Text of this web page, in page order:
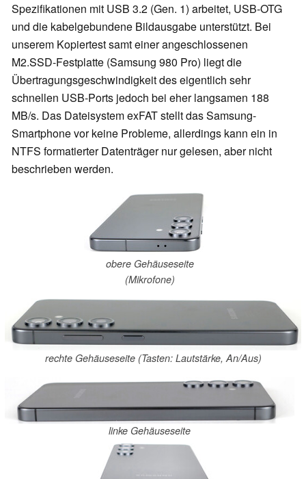
Spezifikationen mit USB 3.2 (Gen. 1) arbeitet, USB-OTG
und die kabelgebundene Bildausgabe unterstützt. Bei
unserem Kopiertest samt einer angeschlossenen
M2.SSD-Festplatte (Samsung 980 Pro) liegt die
Übertragungsgeschwindigkeit des eigentlich sehr
schnellen USB-Ports jedoch bei eher langsamen 188
MB/s. Das Dateisystem exFAT stellt das Samsung-
Smartphone vor keine Probleme, allerdings kann ein in
NTFS formatierter Datenträger nur gelesen, aber nicht
beschrieben werden.
obere Gehäuseseite
(Mikrofone)
rechte Gehäuseseite (Tasten: Lautstärke, An/Aus)
linke Gehäuseseite